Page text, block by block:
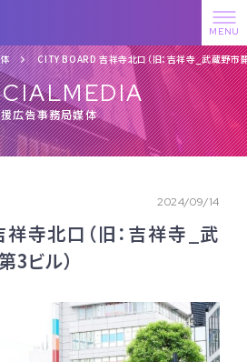
CITY BOARD 吉祥寺北口（旧：吉祥寺_武蔵野市
広告事務局媒体
2024/09/14
寺北口（旧：吉祥寺_武
3ビル）